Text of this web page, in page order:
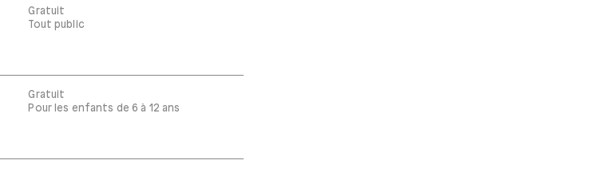
Gratuit
Tout public
Gratuit
Pour les enfants de 6 à 12 ans